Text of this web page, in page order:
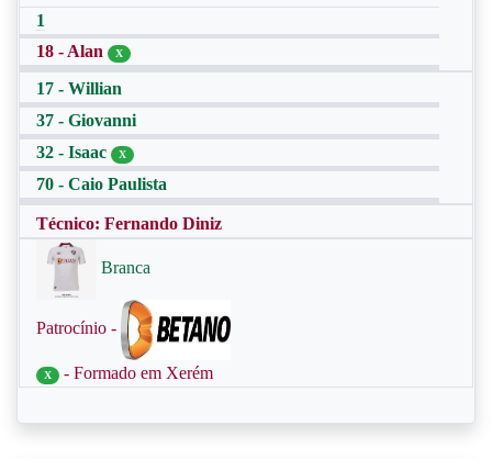
1
18 - Alan
X
17 - Willian
37 - Giovanni
32 - Isaac
X
70 - Caio Paulista
Técnico: Fernando Diniz
Branca
Patrocínio -
X - Formado em Xerém